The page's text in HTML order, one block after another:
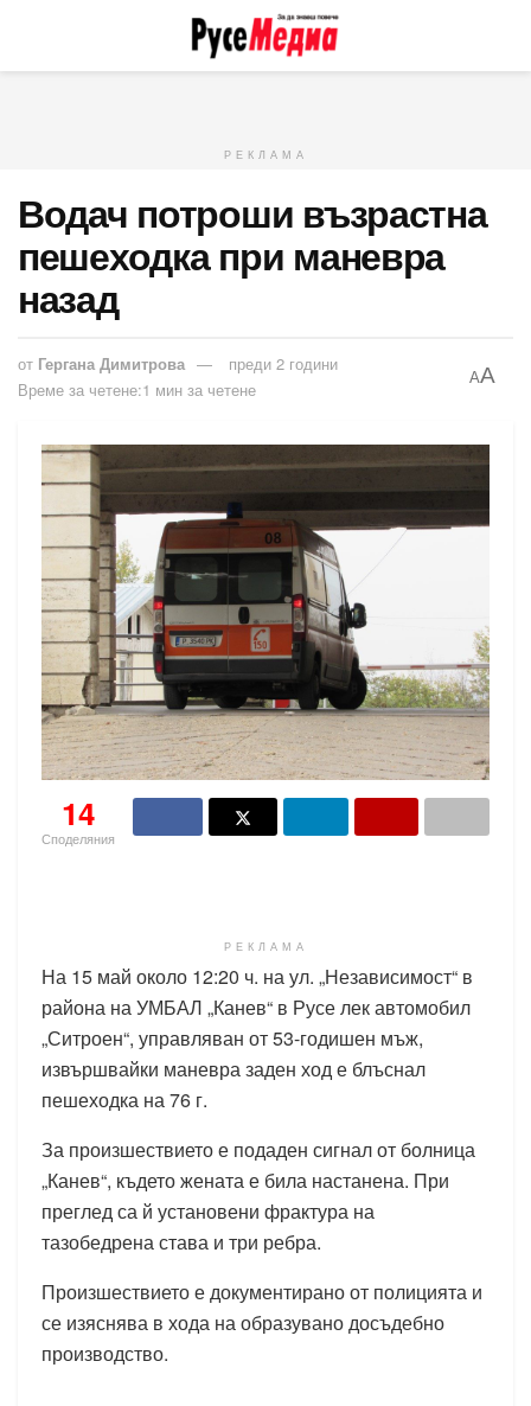
РЕКЛАМА
Водач потроши възрастна
пешеходка при маневра
назад
от Гергана Димитрова
преди 2 години
Време за четене:1 мин за четене
AA
14
Споделяния
РЕКЛАМА
На 15 май около 12:20 ч. на ул. „Независимост“ в
района на УМБАЛ „Канев“ в Русе лек автомобил
„Ситроен“, управляван от 53-годишен мъж,
извършвайки маневра заден ход е блъснал
пешеходка на 76 г.
За произшествието е подаден сигнал от болница
„Канев“, където жената е била настанена. При
преглед са й установени фрактура на
тазобедрена става и три ребра.
Произшествието е документирано от полицията и
се изяснява в хода на образувано досъдебно
производство.